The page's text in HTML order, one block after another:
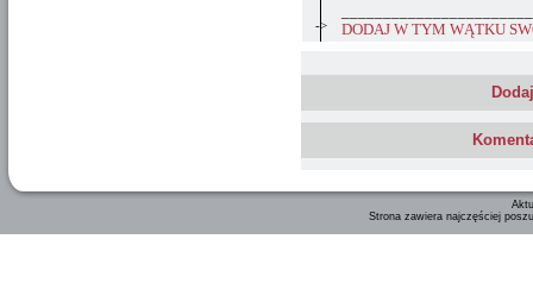
->
DODAJ W TYM WĄTKU
Strona zawiera najczęściej